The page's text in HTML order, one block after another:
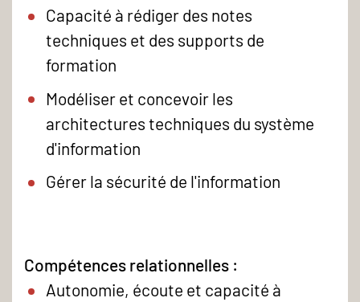
Capacité à rédiger des notes
techniques et des supports de
formation
Modéliser et concevoir les
architectures techniques du système
d'information
Gérer la sécurité de l'information
Compétences relationnelles :
Autonomie, écoute et capacité à